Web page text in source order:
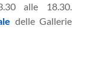
alle 18.30.
delle Gallerie